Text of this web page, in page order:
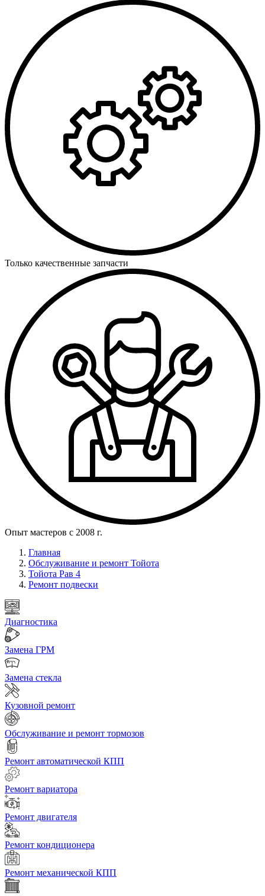
Только качественные запчасти
Опыт мастеров с 2008 г.
Главная
Обслуживание и ремонт Тойота
Тойота Рав 4
Ремонт подвески
Диагностика
Замена ГРМ
Замена стекла
Кузовной ремонт
Обслуживание и ремонт тормозов
Ремонт автоматической КПП
Ремонт вариатора
Ремонт двигателя
Ремонт кондиционера
Ремонт механической КПП